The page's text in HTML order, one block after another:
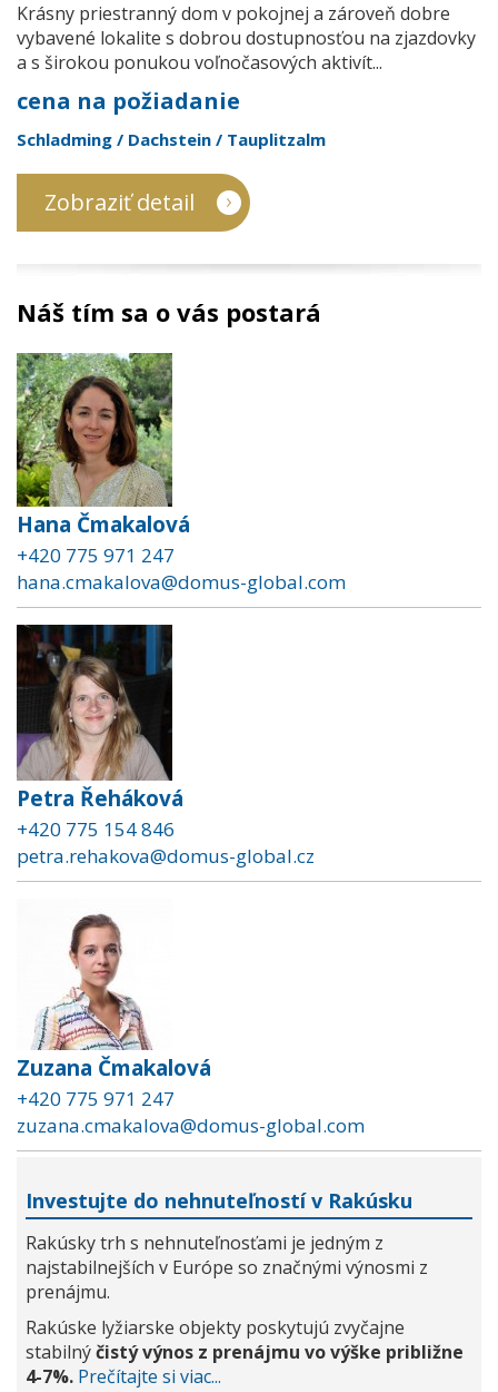
Krásny priestranný dom v pokojnej a zároveň dobre
vybavené lokalite s dobrou dostupnosťou na zjazdovky
a s širokou ponukou voľnočasových aktivít...
cena na požiadanie
Schladming / Dachstein / Tauplitzalm
Zobraziť detail
Náš tím sa o vás postará
Hana Čmakalová
+420 775 971 247
hana.cmakalova@domus-global.com
Petra Řeháková
+420 775 154 846
petra.rehakova@domus-global.cz
Zuzana Čmakalová
+420 775 971 247
zuzana.cmakalova@domus-global.com
Investujte do nehnuteľností v Rakúsku
Rakúsky trh s nehnuteľnosťami je jedným z
najstabilnejších v Európe so značnými výnosmi z
prenájmu.
Rakúske lyžiarske objekty poskytujú zvyčajne
stabilnýčistý výnos z prenájmu vo výške približne
4-7%. Prečítajte si viac...